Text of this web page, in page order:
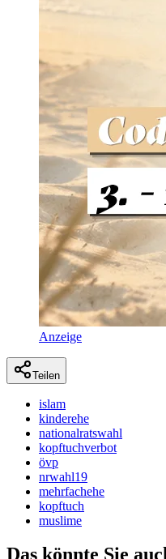
Anzeige
Teilen
islam
kinderehe
nationalratswahl
kopftuchverbot
övp
nrwahl19
mehrfachehe
kopftuch
muslime
Das könnte Sie